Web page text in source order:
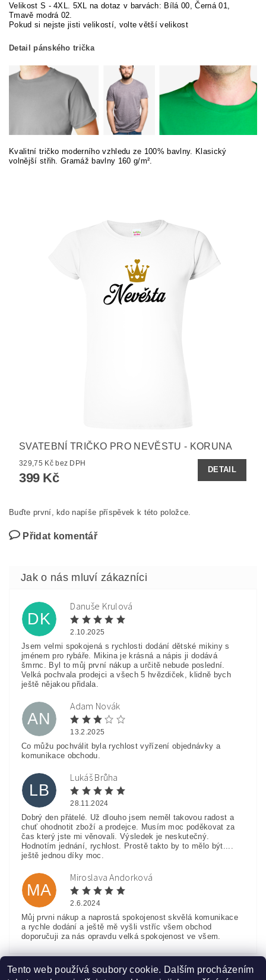
Velikost S - 4XL. 5XL na dotaz v barvách: Bílá 00, Černá 01,
Tmavě modrá 02.
Pokud si nejste jisti velikostí, volte větší velikost
Detail pánského trička
Kvalitní tričko moderního vzhledu ze 100% bavlny. Klasický
volnější střih. Gramáž bavlny 160 g/m².
SVATEBNÍ TRIČKO PRO NEVĚSTU - KORUNA
329,75 Kč bez DPH
399 Kč
DETAIL
Buďte první, kdo napíše příspěvek k této položce.
Přidat komentář
DK
Danuše Krulová
2.10.2025
Jsem velmi spokojená s rychlosti dodání dětské mikiny s
jménem pro rybáře. Mikina je krásná a nápis ji dodává
šmrnc. Byl to můj první nákup a určitě nebude poslední.
Velká pochvala prodejci a všech 5 hvězdiček, klidně bych
ještě nějakou přidala.
AN
Adam Novák
13.2.2025
Co můžu pochválit byla rychlost vyřízení objednávky a
komunikace obchodu.
LB
Lukáš Brůha
28.11.2024
Dobrý den přátelé. Už dlouho jsem neměl takovou radost a
chuť ohodnotit zboží a prodejce. Musím moc poděkovat za
čas který jste mi věnovali. Výsledek je neskutečný.
Hodnotím jednání, rychlost. Prostě takto by to mělo být....
ještě jednou díky moc.
MA
Miroslava Andorková
2.6.2024
Můj prvni nákup a naprostá spokojenost skvělá komunikace
a rychle dodání a ještě mě vyšli vstříc všem obchod
doporučuji za nás opravdu velká spokojenost ve všem.
Tento web používá soubory cookie. Dalším procházením